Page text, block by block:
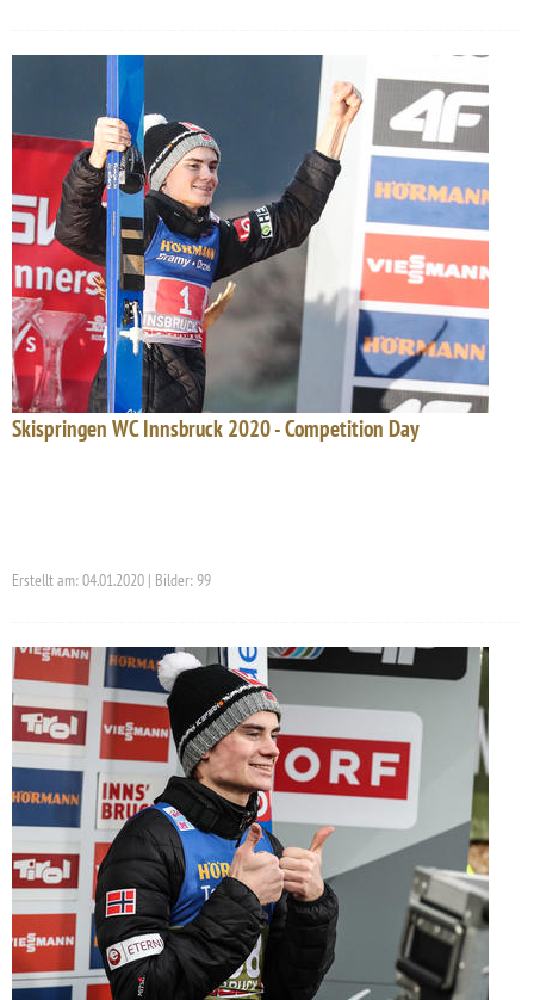
Skispringen WC Innsbruck 2020 - Competition Day
Erstellt am: 04.01.2020 | Bilder: 99